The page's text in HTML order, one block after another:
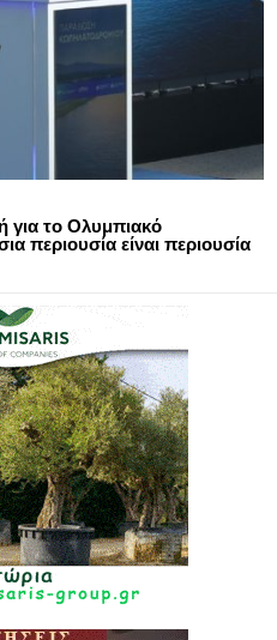
για το Ολυμπιακό
περιουσία είναι περιουσία